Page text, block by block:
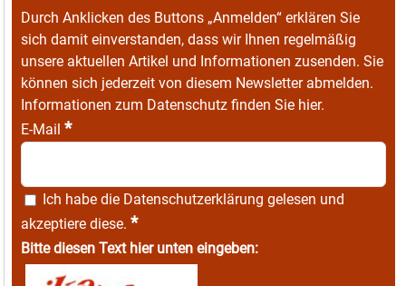
Durch Anklicken des Buttons „Anmelden“ erklären Sie
sich damit einverstanden, dass wir Ihnen regelmäßig
unsere aktuellen Artikel und Informationen zusenden. Sie
können sich jederzeit von diesem Newsletter abmelden.
Informationen zum Datenschutz finden Sie hier.
E-Mail *
Ich habe die Datenschutzerklärung gelesen und
akzeptiere diese. *
Bitte diesen Text hier unten eingeben: